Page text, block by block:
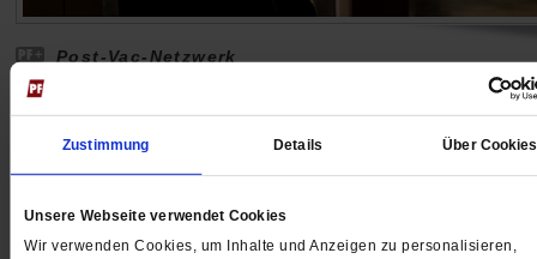
Zustimmung Details Über Cookies
Unsere Webseite verwendet Cookies
Wir verwenden Cookies, um Inhalte und Anzeigen zu personalisieren,
Post-Vac-Netzwerk
»Hört uns zu«
Nadine Ton leidet bis heute an den Folgen der Covid-